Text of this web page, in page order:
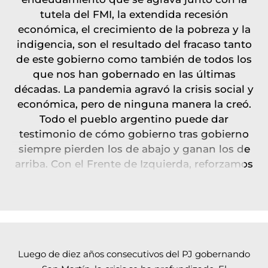
tutela del FMI, la extendida recesión
económica, el crecimiento de la pobreza y la
indigencia, son el resultado del fracaso tanto
de este gobierno como también de todos los
que nos han gobernado en las últimas
décadas. La pandemia agravó la crisis social y
económica, pero de ninguna manera la creó.
Todo el pueblo argentino puede dar
testimonio de cómo gobierno tras gobierno
siempre pierden los de abajo y ganan los de
arriba. Con el Frente de Izquierda, reforzamos
Luego de diez años consecutivos del PJ gobernando